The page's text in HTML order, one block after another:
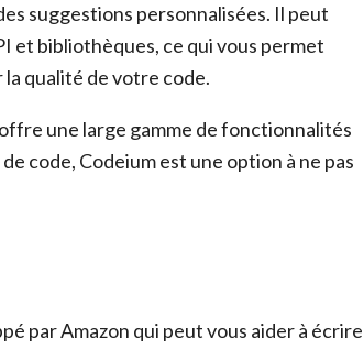
suggestions personnalisées. Il peut
et bibliothèques, ce qui vous permet
la qualité de votre code.
une large gamme de fonctionnalités
code, Codeium est une option à ne pas
par Amazon qui peut vous aider à écrire